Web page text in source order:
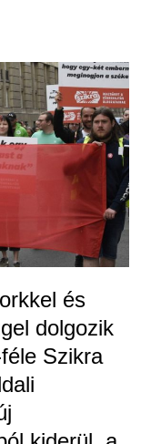
és
dolgozik
Szikra